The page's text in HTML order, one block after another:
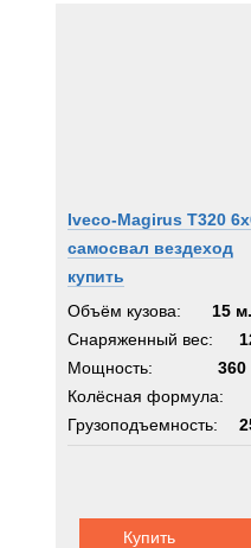
Iveco-Magirus T320
самосвал вездеход
купить
Объём кузова:
15
Снаряженный вес:
Мощность:
360
Колёсная формула:
Грузоподъемность:
Купить